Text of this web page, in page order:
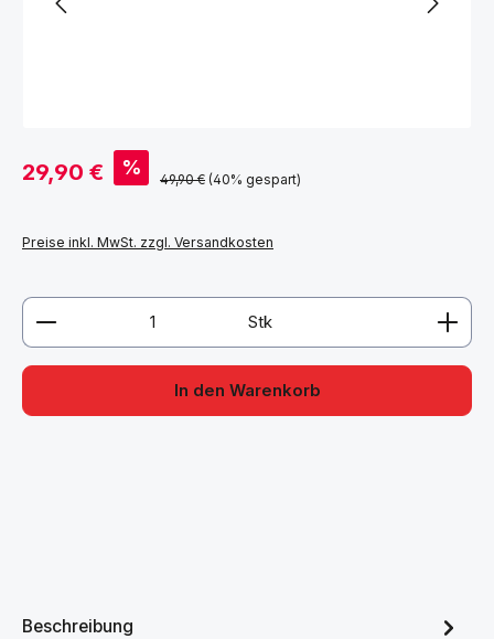
Verkaufspreis:
29,90 € % Regulärer Preis:
49,90 € (40% gespart)
Preise inkl. MwSt. zzgl. Versandkosten
Produkt Anzahl: Gib den gewünschten Wert ein
Stk
In den Warenkorb
Beschreibung